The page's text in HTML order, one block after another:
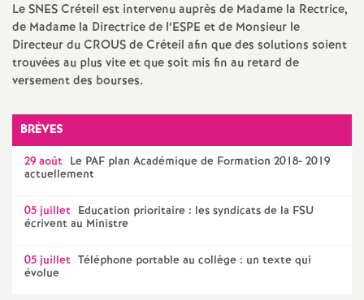
E
n
s
e
n
LeSNESCréteil est intervenu auprès de Madame la Rectrice,
de Madame la Directrice de l’ESPE et de Monsieur le
Directeur duCROUSde Créteil afin que des solutions soient
trouvées au plus vite et que soit mis fin au retard de
versement des bourses.
BRÈVES
29 août Le PAF plan Académique de Formation 2018- 2019
actuellement
05 juillet Education prioritaire : les syndicats de la FSU
écrivent au Ministre
05 juillet Téléphone portable au collège : un texte qui
évolue